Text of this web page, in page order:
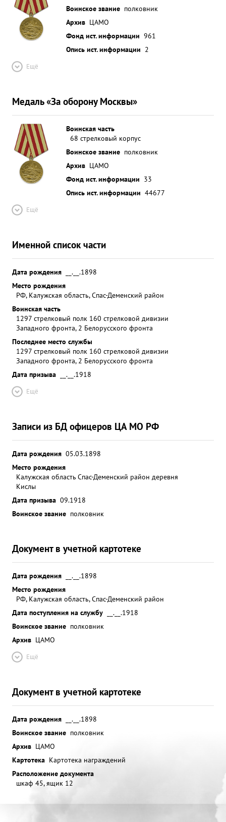
Воинское звание полковник
Архив ЦАМО
Фонд ист. информации 961
Опись ист. информации 2
Ещё
Медаль «За оборону Москвы»
Воинская часть
68 стрелковый корпус
Воинское звание полковник
Архив ЦАМО
Фонд ист. информации 33
Опись ист. информации 44677
Ещё
Именной список части
Дата рождения
__.__.1898
Место рождения
РФ, Калужская область, Спас-Деменский район
Воинская часть
1297 стрелковый полк 160 стрелковой дивизии
Западного фронта, 2 Белорусского фронта
Последнее место службы
1297 стрелковый полк 160 стрелковой дивизии
Западного фронта, 2 Белорусского фронта
Дата призыва
__.__.1918
Ещё
Записи из БД офицеров ЦА МО РФ
Дата рождения 05.03.1898
Место рождения
Калужская область Спас-Деменский район деревня
Кислы
Дата призыва 09.1918
Воинское звание полковник
Документ в учетной картотеке
Дата рождения
__.__.1898
Место рождения
РФ, Калужская область, Спас-Деменский район
Дата поступления на службу
__.__.1918
Воинское звание полковник
Архив ЦАМО
Ещё
Документ в учетной картотеке
Дата рождения
__.__.1898
Воинское звание полковник
Архив ЦАМО
Картотека Картотека награждений
Расположение документа
шкаф 45, ящик 12